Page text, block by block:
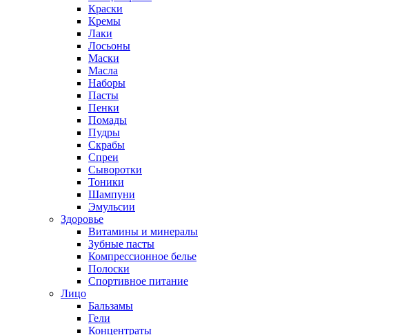
Краски
Кремы
Лаки
Лосьоны
Маски
Масла
Наборы
Пасты
Пенки
Помады
Пудры
Скрабы
Спреи
Сыворотки
Тоники
Шампуни
Эмульсии
Здоровье
Витамины и минералы
Зубные пасты
Компрессионное белье
Полоски
Спортивное питание
Лицо
Бальзамы
Гели
Концентраты